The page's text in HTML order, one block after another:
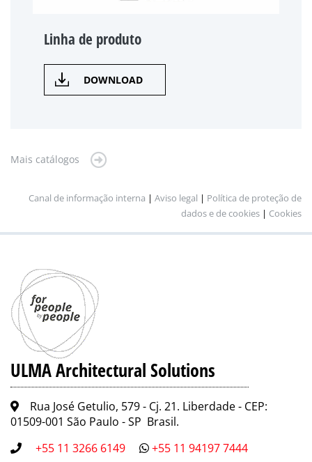
Linha de produto
DOWNLOAD
Mais catálogos
Canal de informação interna | Aviso legal | Política de proteção de
dados e de cookies | Cookies
ULMA Architectural Solutions
Rua José Getulio, 579 - Cj. 21. Liberdade - CEP:
01509-001 São Paulo - SP Brasil.
+55 11 3266 6149
+55 11 94197 7444